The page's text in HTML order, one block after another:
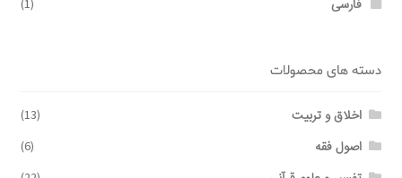
فارسی (1)
دسته های محصولات
اخلاق و تربیت (13)
اصول فقه (6)